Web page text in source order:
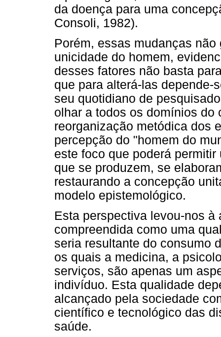
da doença para uma
Consoli, 1982).
Porém, essas mudanças
unicidade do homem,
desses fatores não basta
que para alterá-las depende-
seu quotidiano de
olhar a todos os domínios do
reorganização metódica dos
percepção do "homem do
este foco que poderá
que se produzem, se
restaurando a concepção
modelo epistemológico.
Esta perspectiva levou-nos
compreendida como uma
seria resultante do consumo
os quais a medicina, a
serviços, são apenas um
indivíduo. Esta qualidade
alcançado pela sociedade
científico e tecnológico das
saúde.